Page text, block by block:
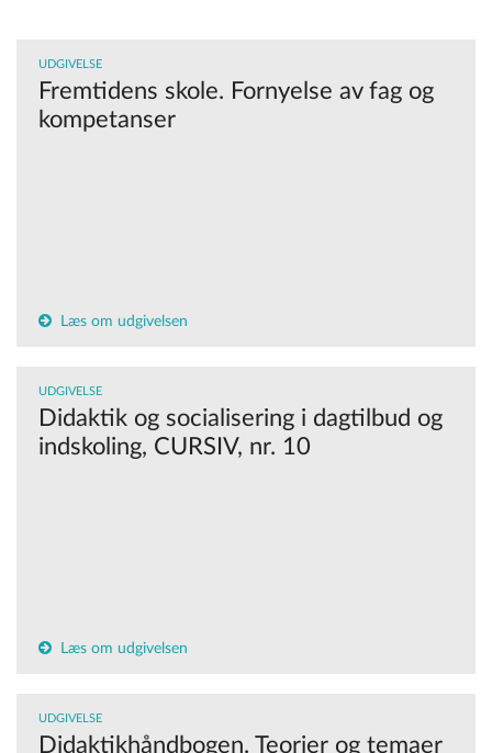
UDGIVELSE
Fremtidens skole. Fornyelse av fag og
kompetanser
Læs om udgivelsen
UDGIVELSE
Didaktik og socialisering i dagtilbud og
indskoling, CURSIV, nr. 10
Læs om udgivelsen
UDGIVELSE
Didaktikhåndbogen. Teorier og temaer